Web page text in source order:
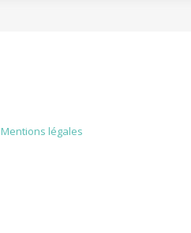
Mentions légales